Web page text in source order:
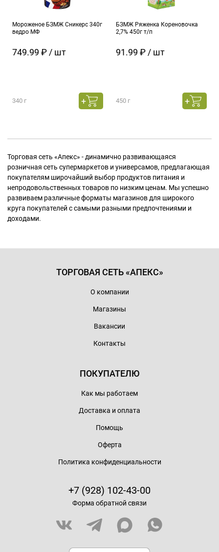
Мороженое БЗМЖ Сникерс 340г
ведро МФ
749.99 ₽ / шт
340 г
БЗМЖ Ряженка Кореновочка
2,7% 450г т/п
91.99 ₽ / шт
450 г
Торговая сеть «Апекс» - динамично развивающаяся
розничная сеть супермаркетов и универсамов, предлагающая
покупателям широчайший выбор продуктов питания и
непродовольственных товаров по низким ценам. Мы успешно
развиваем различные форматы магазинов для широкого
круга покупателей с самыми разными предпочтениями и
доходами.
ТОРГОВАЯ СЕТЬ «АПЕКС»
О компании
Магазины
Вакансии
Контакты
ПОКУПАТЕЛЮ
Как мы работаем
Доставка и оплата
Помощь
Оферта
Политика конфиденциальности
+7 (928) 102-43-00
Форма обратной связи